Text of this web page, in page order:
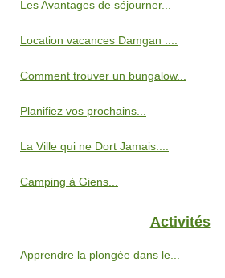
Les Avantages de séjourner...
Location vacances Damgan :...
Comment trouver un bungalow...
Planifiez vos prochains...
La Ville qui ne Dort Jamais:...
Camping à Giens...
Activités
Apprendre la plongée dans le...